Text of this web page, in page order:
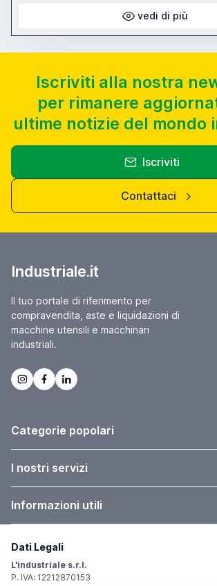
vedi di più
Iscriviti alla nostra
per rimanere
ultime notizie del mondo
Iscriviti
Contattaci
Industriale.it
Il tuo portale di riferimento per
compravendita, aste e liquidazioni di
macchine utensili e macchinari
industriali.
Categorie popolari
I nostri servizi
Informazioni utili
Dati Legali
L'industriale s.r.l.
P. IVA: 12212870153